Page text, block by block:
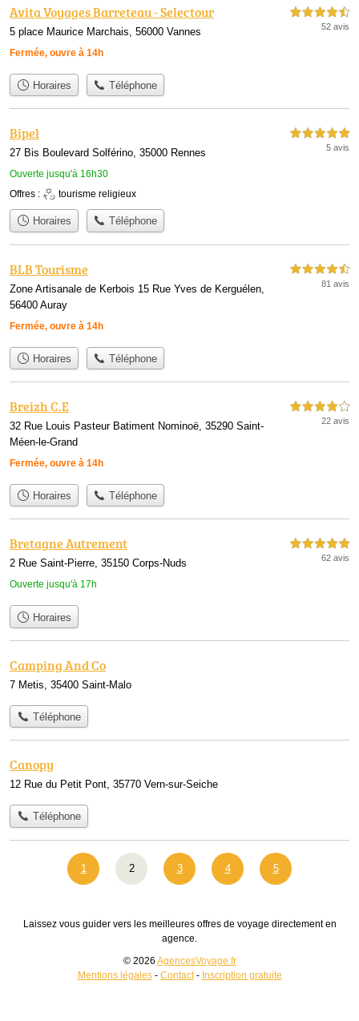
Avita Voyages Barreteau - Selectour
5 place Maurice Marchais, 56000 Vannes
Fermée, ouvre à 14h
4,5 étoiles sur 5
52 avis
Horaires Téléphone
Bipel
27 Bis Boulevard Solférino, 35000 Rennes
Ouverte jusqu'à 16h30
5,0 étoiles sur 5
5 avis
Offres : tourisme religieux
Horaires Téléphone
BLB Tourisme
Zone Artisanale de Kerbois 15 Rue Yves de Kerguélen,
56400 Auray
Fermée, ouvre à 14h
4,5 étoiles sur 5
81 avis
Horaires Téléphone
Breizh C.E
32 Rue Louis Pasteur Batiment Nominoë, 35290 Saint-
Méen-le-Grand
Fermée, ouvre à 14h
4,0 étoiles sur 5
22 avis
Horaires Téléphone
Bretagne Autrement
2 Rue Saint-Pierre, 35150 Corps-Nuds
Ouverte jusqu'à 17h
5,0 étoiles sur 5
62 avis
Horaires
Camping And Co
7 Metis, 35400 Saint-Malo
Téléphone
Canopy
12 Rue du Petit Pont, 35770 Vern-sur-Seiche
Téléphone
1 2 3 4 5
Laissez vous guider vers les meilleures offres de voyage directement en
agence.
© 2026 AgencesVoyage.fr
Mentions légales- Contact- Inscription gratuite